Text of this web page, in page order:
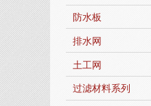
防水板
排水网
土工网
过滤材料系列